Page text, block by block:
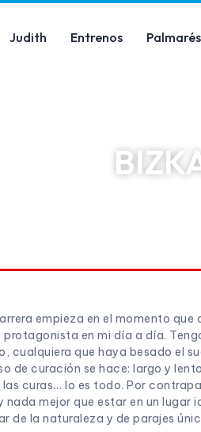
Judith Entrenos Palmarés
empieza en el momento
en mi día a día.
cualquiera que haya besado el
de curación se hace: largo y
curas… lo es todo. Por
nada mejor que estar en un
de la naturaleza y de parajes